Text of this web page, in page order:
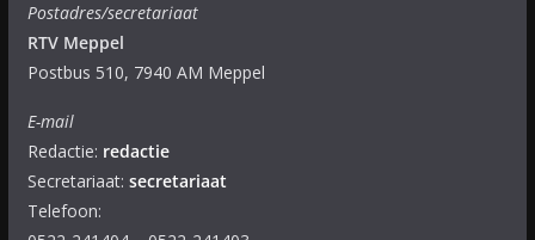
Postadres/secretariaat
RTV Meppel
Postbus 510, 7940 AM Meppel
E-mail
Redactie: redactie
Secretariaat: secretariaat
Telefoon: